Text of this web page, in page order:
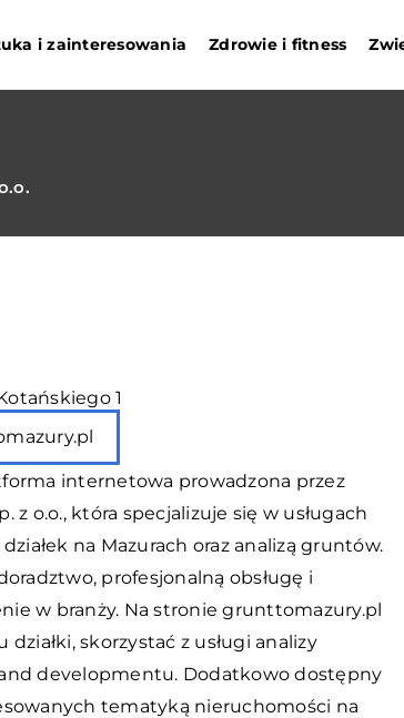
i zainteresowania Zdrowie i fitness
1
internetowa prowadzona przez
z o.o., która specjalizuje się w usługach
na Mazurach oraz analizą gruntów.
profesjonalną obsługę i
w branży. Na stronie grunttomazury.pl
skorzystać z usługi analizy
developmentu. Dodatkowo dostępny
tematyką nieruchomości na